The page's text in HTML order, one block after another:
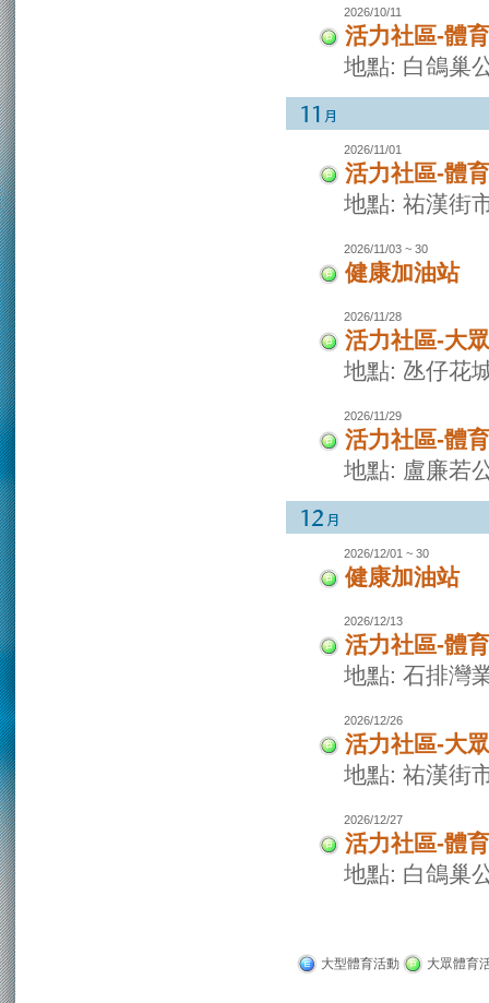
2026/10/11
活力社區-體
地點: 白鴿巢
2026/11/01
活力社區-體
地點: 祐漢街
2026/11/03 ~ 30
健康加油站
2026/11/28
活力社區-大
地點: 氹仔花
2026/11/29
活力社區-體
地點: 盧廉若
2026/12/01 ~ 30
健康加油站
2026/12/13
活力社區-體
地點: 石排灣
2026/12/26
活力社區-大
地點: 祐漢街
2026/12/27
活力社區-體
地點: 白鴿巢
大型體育活動 大眾體育